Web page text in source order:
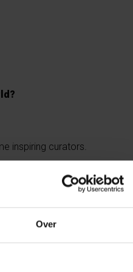
Over
inspiring curators.
of Nelson